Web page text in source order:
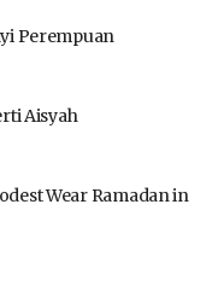
Perempuan
Aisyah
Wear Ramadan in